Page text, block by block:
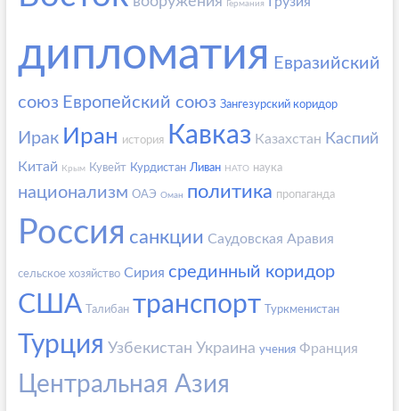
Германия
дипломатия Евразийский
союз Европейский союз Зангезурский коридор
Ирак Иран история Кавказ Казахстан Каспий
Китай Крым Кувейт Курдистан Ливан НАТО наука
национализм ОАЭ Оман политика пропаганда
Россия санкции Саудовская Аравия
сельское хозяйство Сирия срединный коридор
США Талибан транспорт Туркменистан
Турция Узбекистан Украина учения Франция
Центральная Азия